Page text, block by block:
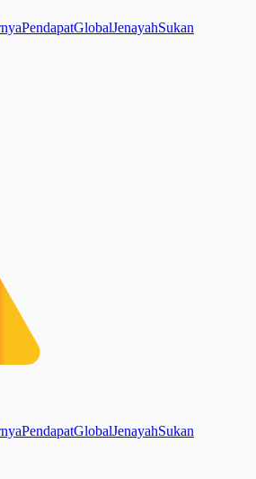
PendapatGlobalJenayahSukan
PendapatGlobalJenayahSukan